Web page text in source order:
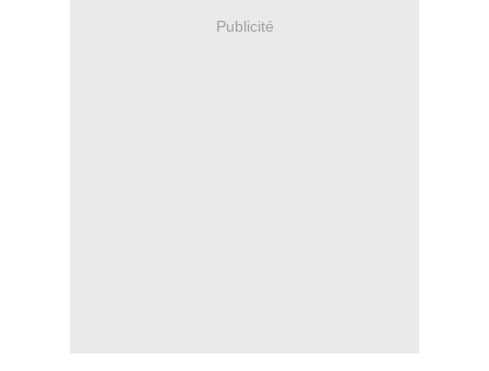
Publicité